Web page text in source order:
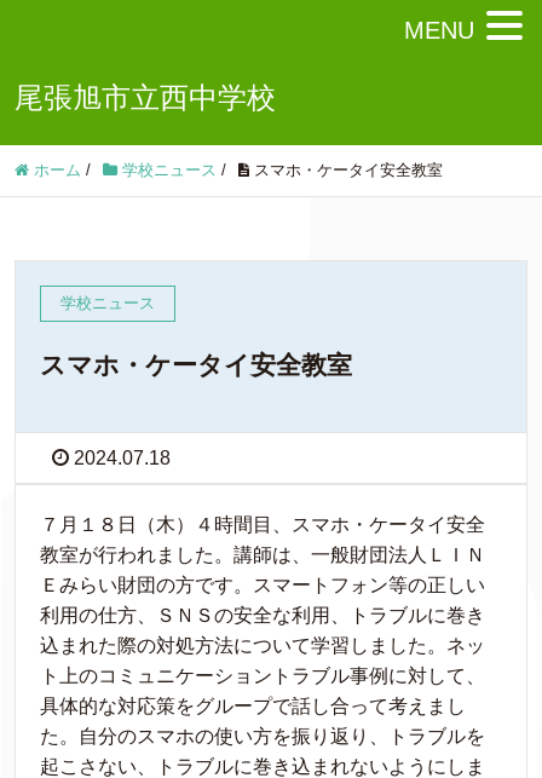
尾張旭市立西中学校
ホーム / 学校ニュース / スマホ・ケータイ安全教室
学校ニュース
スマホ・ケータイ安全教室
2024.07.18
７月１８日（木）４時間目、スマホ・ケータイ安全
教室が行われました。講師は、一般財団法人ＬＩＮ
Ｅみらい財団の方です。スマートフォン等の正しい
利用の仕方、ＳＮＳの安全な利用、トラブルに巻き
込まれた際の対処方法について学習しました。ネッ
ト上のコミュニケーショントラブル事例に対して、
具体的な対応策をグループで話し合って考えまし
た。自分のスマホの使い方を振り返り、トラブルを
起こさない、トラブルに巻き込まれないようにしま
MENU